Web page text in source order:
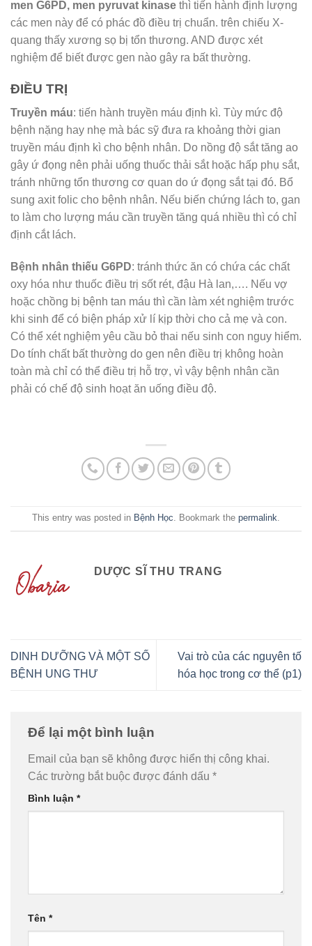
men G6PD, men pyruvat kinase thì tiến hành định lượng
các men này để có phác đồ điều trị chuẩn. trên chiếu X-
quang thấy xương sọ bị tổn thương. AND được xét
nghiệm để biết được gen nào gây ra bất thường.
ĐIỀU TRỊ
Truyền máu: tiến hành truyền máu định kì. Tùy mức độ
bệnh nặng hay nhẹ mà bác sỹ đưa ra khoảng thời gian
truyền máu định kì cho bệnh nhân. Do nồng độ sắt tăng ao
gây ứ đọng nên phải uống thuốc thải sắt hoặc hấp phụ sắt,
tránh những tổn thương cơ quan do ứ đọng sắt tại đó. Bổ
sung axit folic cho bệnh nhân. Nếu biến chứng lách to, gan
to làm cho lượng máu cần truyền tăng quá nhiều thì có chỉ
định cắt lách.
Bệnh nhân thiếu G6PD: tránh thức ăn có chứa các chất
oxy hóa như thuốc điều trị sốt rét, đậu Hà lan,…. Nếu vợ
hoặc chồng bị bệnh tan máu thì cần làm xét nghiệm trước
khi sinh để có biện pháp xử lí kịp thời cho cả mẹ và con.
Có thể xét nghiệm yêu cầu bỏ thai nếu sinh con nguy hiểm.
Do tính chất bất thường do gen nên điều trị không hoàn
toàn mà chỉ có thể điều trị hỗ trợ, vì vậy bệnh nhân cần
phải có chế độ sinh hoạt ăn uống điều độ.
This entry was posted in Bệnh Học. Bookmark the permalink.
DƯỢC SĨ THU TRANG
DINH DƯỠNG VÀ MỘT SỐ
BỆNH UNG THƯ
Vai trò của các nguyên tố
hóa học trong cơ thể (p1)
Để lại một bình luận
Email của bạn sẽ không được hiển thị công khai.
Các trường bắt buộc được đánh dấu *
Bình luận *
Tên *